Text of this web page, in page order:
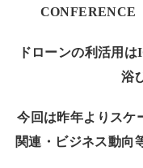
ドローンの利活用
浴
今回は昨年よりスケ
関連・ビジネス動向